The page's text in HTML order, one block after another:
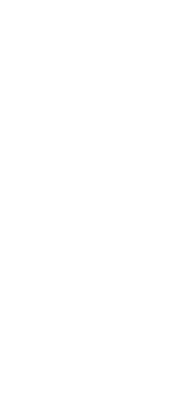
sterowana klapa